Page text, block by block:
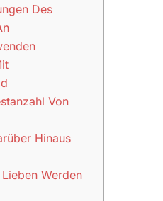
Des
Von
Hinaus
Werden